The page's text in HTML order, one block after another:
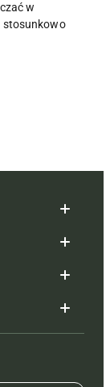
w
stosunkowo